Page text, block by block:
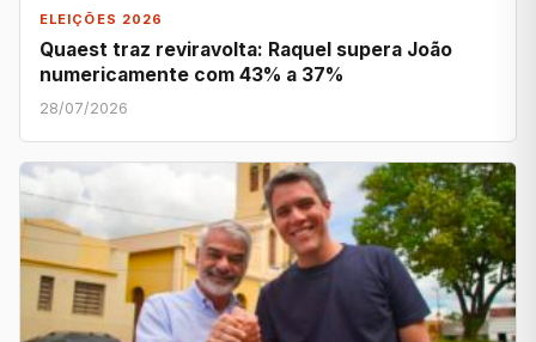
ELEIÇÕES 2026
Quaest traz reviravolta: Raquel supera João
numericamente com 43% a 37%
28/07/2026